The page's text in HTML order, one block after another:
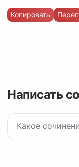
Копировать
Написать